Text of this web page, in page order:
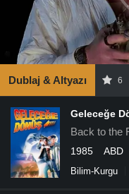
Dublaj & Altyazı 6
Geleceğe
Back to the
1985 ABD
Bilim-Kurgu